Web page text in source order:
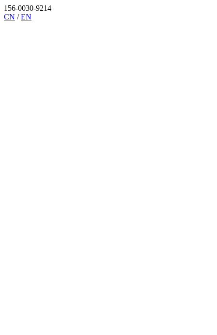
156-0030-9214
CN /EN